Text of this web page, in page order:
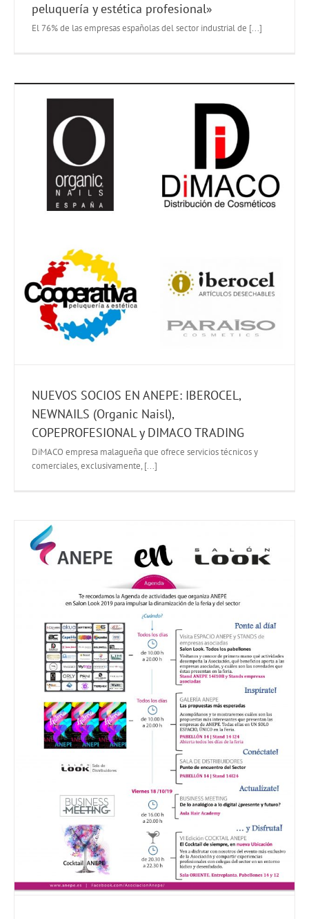
peluquería y estética profesional»
El 76% de las empresas españolas del sector industrial de [...]
NUEVOS SOCIOS EN ANEPE: IBEROCEL,
NEWNAILS (Organic Naisl),
COPEPROFESIONAL y DIMACO TRADING
DiMACO empresa malagueña que ofrece servicios técnicos y
comerciales, exclusivamente, [...]